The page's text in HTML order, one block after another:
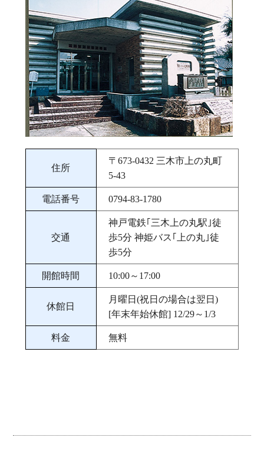
住所
〒673‐0432 三木市上の丸町
5‐43
電話番号 0794-83-1780
交通
神戸電鉄｢三木上の丸駅｣徒
歩5分 神姫バス｢上の丸｣徒
歩5分
開館時間 10:00～17:00
休館日
月曜日(祝日の場合は翌日)
[年末年始休館] 12/29～1/3
料金 無料